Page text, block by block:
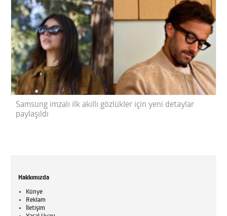
Samsung imzalı ilk akıllı gözlükler için yeni detaylar
paylaşıldı
Hakkımızda
Künye
Reklam
İletişim